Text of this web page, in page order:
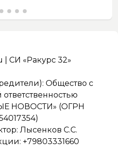
| СИ «Ракурс 32»
Общество с
НОВОСТИ» (ОГРН
Лысенков С.С.
+79803331660